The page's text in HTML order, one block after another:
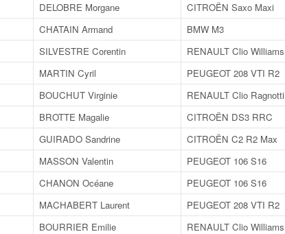
DELOBRE Morgane CITROËN Saxo Maxi
CHATAIN Armand BMW M3
SILVESTRE Corentin RENAULT Clio Williams
MARTIN Cyril PEUGEOT 208 VTI R2
BOUCHUT Virginie RENAULT Clio Ragnotti
BROTTE Magalie CITROËN DS3 RRC
GUIRADO Sandrine CITROËN C2 R2 Max
MASSON Valentin PEUGEOT 106 S16
CHANON Océane PEUGEOT 106 S16
MACHABERT Laurent PEUGEOT 208 VTI R2
BOURRIER Emilie RENAULT Clio Williams